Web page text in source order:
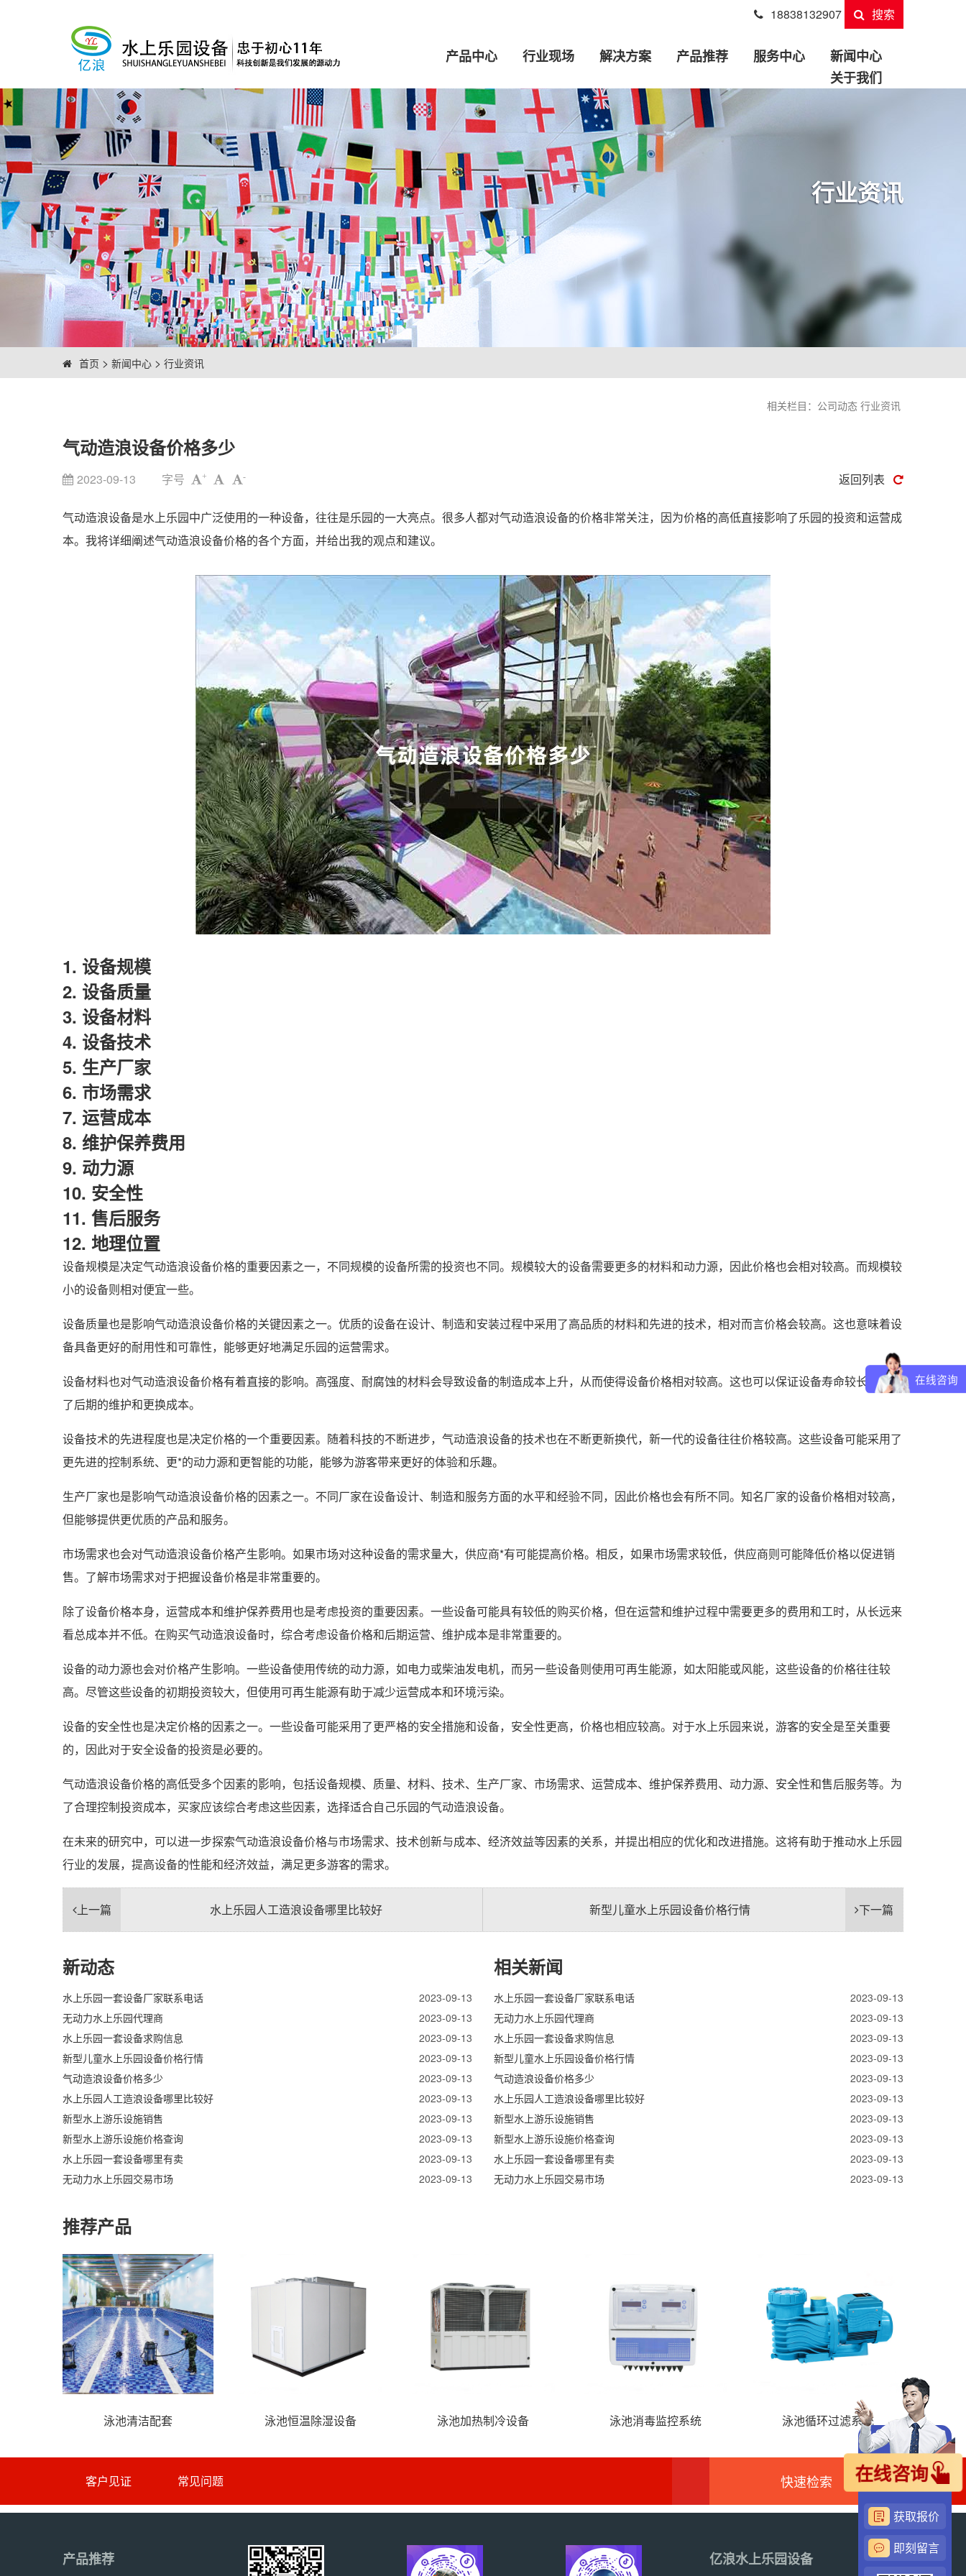
18838132907 搜索
产品中心 行业现场 解决方案 产品推荐 服务中心
新闻中心
关于我们
行业资讯
首页 > 新闻中心 > 行业资讯
相关栏目： 公司动态 行业资讯
气动造浪设备价格多少
2023-09-13 字号 + - 返回列表
气动造浪设备是水上乐园中广泛使用的一种设备，往往是乐园的一大亮点。很多人都对气动造浪设备的价格非常关注，因为价格的高低直接影响了乐园的投资和运营成
本。我将详细阐述气动造浪设备价格的各个方面，并给出我的观点和建议。
1. 设备规模
2. 设备质量
3. 设备材料
4. 设备技术
5. 生产厂家
6. 市场需求
7. 运营成本
8. 维护保养费用
9. 动力源
10. 安全性
11. 售后服务
12. 地理位置
设备规模是决定气动造浪设备价格的重要因素之一，不同规模的设备所需的投资也不同。规模较大的设备需要更多的材料和动力源，因此价格也会相对较高。而规模较
小的设备则相对便宜一些。
设备质量也是影响气动造浪设备价格的关键因素之一。优质的设备在设计、制造和安装过程中采用了高品质的材料和先进的技术，相对而言价格会较高。这也意味着设
备具备更好的耐用性和可靠性，能够更好地满足乐园的运营需求。
设备材料也对气动造浪设备价格有着直接的影响。高强度、耐腐蚀的材料会导致设备的制造成本上升，从而使得设备价格相对较高。这也可以保证设备寿命较长，减少
了后期的维护和更换成本。
设备技术的先进程度也是决定价格的一个重要因素。随着科技的不断进步，气动造浪设备的技术也在不断更新换代，新一代的设备往往价格较高。这些设备可能采用了
更先进的控制系统、更*的动力源和更智能的功能，能够为游客带来更好的体验和乐趣。
生产厂家也是影响气动造浪设备价格的因素之一。不同厂家在设备设计、制造和服务方面的水平和经验不同，因此价格也会有所不同。知名厂家的设备价格相对较高，
但能够提供更优质的产品和服务。
市场需求也会对气动造浪设备价格产生影响。如果市场对这种设备的需求量大，供应商*有可能提高价格。相反，如果市场需求较低，供应商则可能降低价格以促进销
售。了解市场需求对于把握设备价格是非常重要的。
除了设备价格本身，运营成本和维护保养费用也是考虑投资的重要因素。一些设备可能具有较低的购买价格，但在运营和维护过程中需要更多的费用和工时，从长远来
看总成本并不低。在购买气动造浪设备时，综合考虑设备价格和后期运营、维护成本是非常重要的。
设备的动力源也会对价格产生影响。一些设备使用传统的动力源，如电力或柴油发电机，而另一些设备则使用可再生能源，如太阳能或风能，这些设备的价格往往较
高。尽管这些设备的初期投资较大，但使用可再生能源有助于减少运营成本和环境污染。
设备的安全性也是决定价格的因素之一。一些设备可能采用了更严格的安全措施和设备，安全性更高，价格也相应较高。对于水上乐园来说，游客的安全是至关重要
的，因此对于安全设备的投资是必要的。
气动造浪设备价格的高低受多个因素的影响，包括设备规模、质量、材料、技术、生产厂家、市场需求、运营成本、维护保养费用、动力源、安全性和售后服务等。为
了合理控制投资成本，买家应该综合考虑这些因素，选择适合自己乐园的气动造浪设备。
在未来的研究中，可以进一步探索气动造浪设备价格与市场需求、技术创新与成本、经济效益等因素的关系，并提出相应的优化和改进措施。这将有助于推动水上乐园
行业的发展，提高设备的性能和经济效益，满足更多游客的需求。
上一篇 水上乐园人工造浪设备哪里比较好 下一篇
新型儿童水上乐园设备价格行情
新动态
2023-09-13
水上乐园一套设备厂家联系电话
2023-09-13
无动力水上乐园代理商
2023-09-13
水上乐园一套设备求购信息
2023-09-13
新型儿童水上乐园设备价格行情
2023-09-13
气动造浪设备价格多少
2023-09-13
水上乐园人工造浪设备哪里比较好
2023-09-13
新型水上游乐设施销售
2023-09-13
新型水上游乐设施价格查询
2023-09-13
水上乐园一套设备哪里有卖
2023-09-13
无动力水上乐园交易市场
相关新闻
2023-09-13
水上乐园一套设备厂家联系电话
2023-09-13
无动力水上乐园代理商
2023-09-13
水上乐园一套设备求购信息
2023-09-13
新型儿童水上乐园设备价格行情
2023-09-13
气动造浪设备价格多少
2023-09-13
水上乐园人工造浪设备哪里比较好
2023-09-13
新型水上游乐设施销售
2023-09-13
新型水上游乐设施价格查询
2023-09-13
水上乐园一套设备哪里有卖
2023-09-13
无动力水上乐园交易市场
推荐产品
泳池清洁配套 泳池恒温除湿设备 泳池加热制冷设备 泳池消毒监控系统 泳池循环过滤系统
客户见证 常见问题 快速检索
产品推荐 亿浪水上乐园设备
在线咨询
获取报价
即刻留言
在线咨询